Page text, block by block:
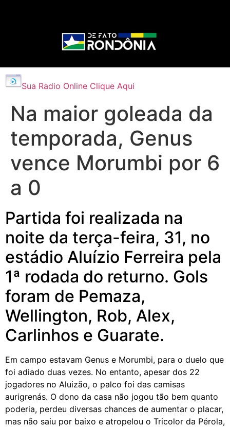
Sua Radio Online Clique Aqui
Na maior goleada da
temporada, Genus
vence Morumbi por 6
a 0
Partida foi realizada na
noite da terça-feira, 31, no
estádio Aluízio Ferreira pela
1ª rodada do returno. Gols
foram de Pemaza,
Wellington, Rob, Alex,
Carlinhos e Guarate.
Em campo estavam Genus e Morumbi, para o duelo que
foi adiado duas vezes. No entanto, apesar dos 22
jogadores no Aluizão, o palco foi das camisas
aurigrenás. O dono da casa não jogou tão bem quanto
poderia, perdeu diversas chances de aumentar o placar,
mas não saiu por baixo e atropelou o Tricolor da Pérola,